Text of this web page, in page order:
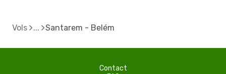
Vols Santarem - Belém
Contact